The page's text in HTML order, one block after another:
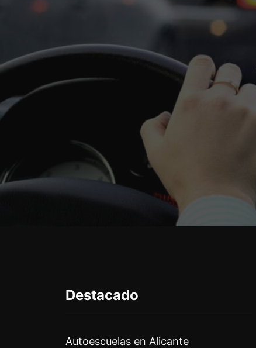
Destacado
Autoescuelas en Alicante